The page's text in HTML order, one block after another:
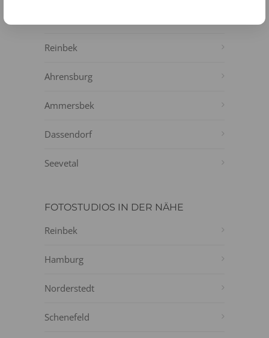
Reinbek
Ahrensburg
Ammersbek
Dassendorf
Seevetal
FOTOSTUDIOS IN DER NÄHE
Reinbek
Hamburg
Norderstedt
Schenefeld